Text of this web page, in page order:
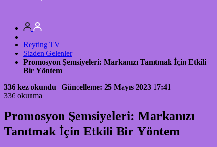
Reyting TV
Sizden Gelenler
Promosyon Şemsiyeleri: Markanızı Tanıtmak İçin Etkili
Bir Yöntem
336 kez okundu | Güncelleme: 25 Mayıs 2023 17:41
336 okunma
Promosyon Şemsiyeleri: Markanızı
Tanıtmak İçin Etkili Bir Yöntem